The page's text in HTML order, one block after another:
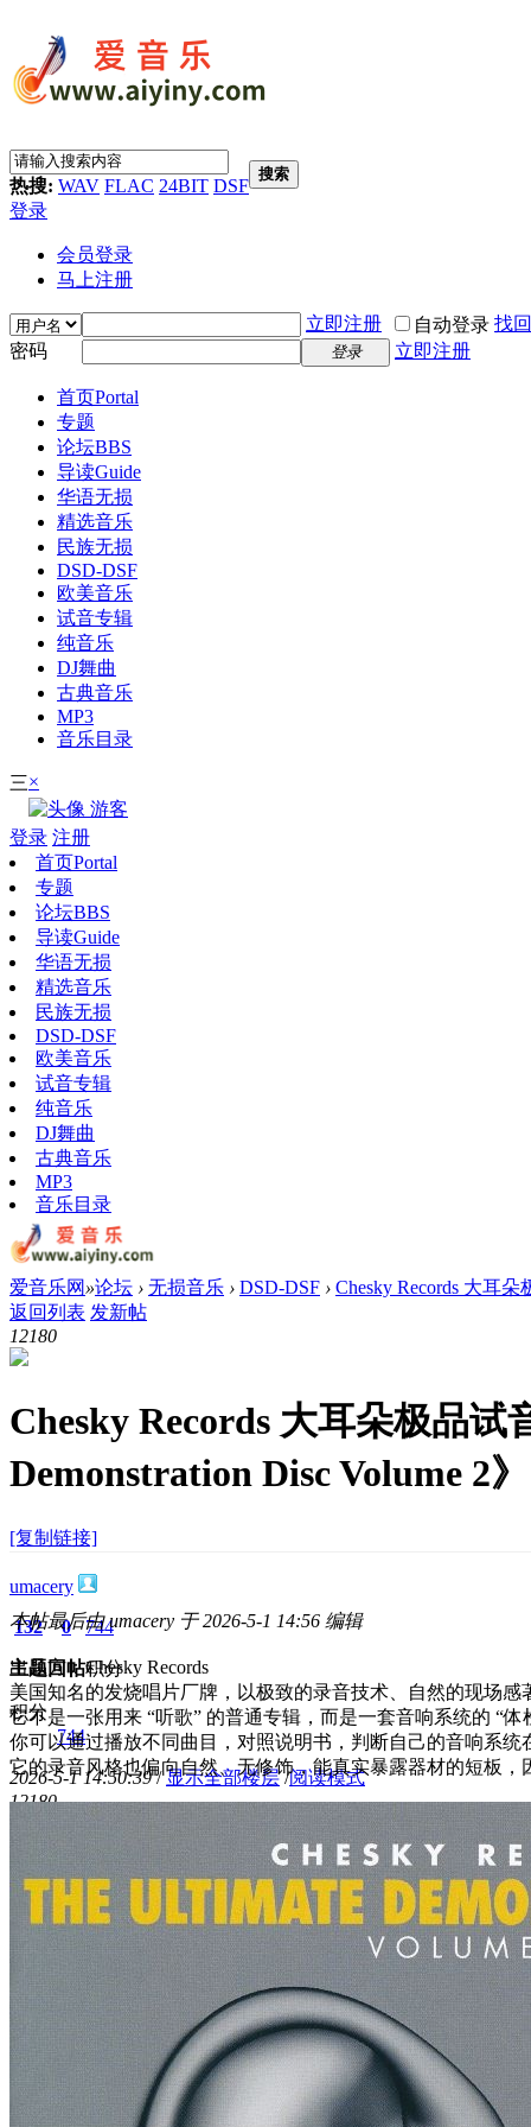
热搜: WAV FLAC 24BIT DSF
搜索
登录
会员登录
马上注册
立即注册 自动登录 找
密码
登录 立即注册
首页Portal
专题
论坛BBS
导读Guide
华语无损
精选音乐
民族无损
DSD-DSF
欧美音乐
试音专辑
纯音乐
DJ舞曲
古典音乐
MP3
音乐目录
三×
游客
登录 注册
首页Portal
专题
论坛BBS
导读Guide
华语无损
精选音乐
民族无损
DSD-DSF
欧美音乐
试音专辑
纯音乐
DJ舞曲
古典音乐
MP3
音乐目录
爱音乐网 »论坛 › 无损音乐 › DSD-DSF › Chesky Records 大耳朵
返回列表 发新帖
12180
Chesky Records 大耳朵极品试
Demonstration Disc Volume 2
[复制链接]
umacery
132
主题
0
回帖
744
积分
积分
744
2026-5-1 14:50:39 / 显示全部楼层 /阅读模式
12180
本帖最后由 umacery 于 2026-5-1 14:56 编辑
出品方：Chesky Records
美国知名的发烧唱片厂牌，以极致的录音技术、自然的现场
它不是一张用来 “听歌” 的普通专辑，而是一套音响系统的 “体
你可以通过播放不同曲目，对照说明书，判断自己的音响系
它的录音风格也偏向自然、无修饰，能真实暴露器材的短板